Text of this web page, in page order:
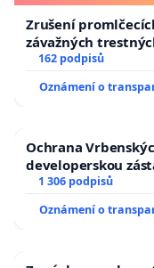
Zrušení
závažných
162 podpisů
Oznámení o
Ochrana
developerskou
1 306 podpisů
Oznámení o